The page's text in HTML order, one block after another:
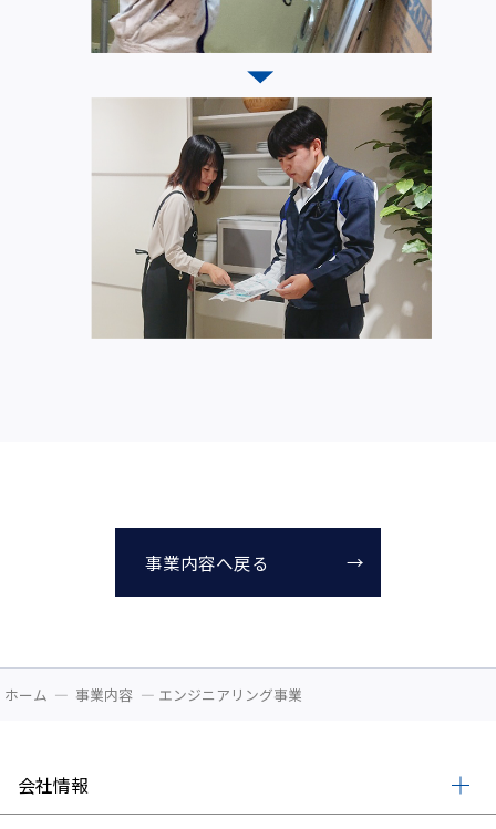
事業内容へ戻る
ホーム 事業内容 エンジニアリング事業
会社情報